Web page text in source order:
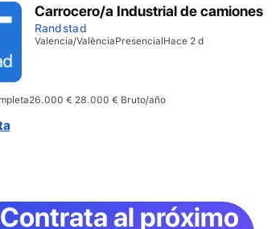
Carrocero/a Industrial de camiones
Randstad
Valencia/ValènciaPresencialHace 2 d
26.000 € 28.000 € Bruto/año
al próximo